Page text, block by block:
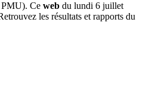
PMU). Ce web du lundi 6 juillet
les résultats et rapports du